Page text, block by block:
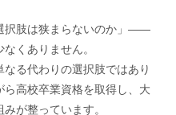
択肢は狭まらないのか」——
くありません。
る代わりの選択肢ではあり
ら高校卒業資格を取得し、大
が整っています。